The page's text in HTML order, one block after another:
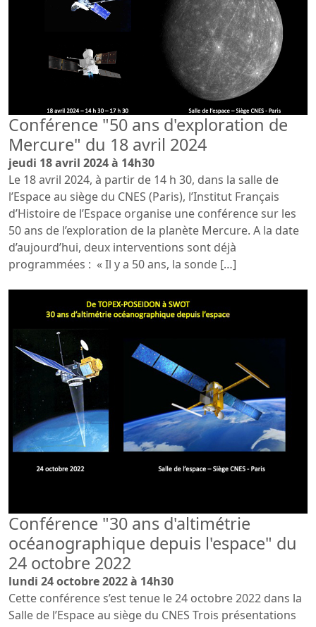
Conférence "50 ans d'exploration de
Mercure" du 18 avril 2024
jeudi 18 avril 2024 à 14h30
Le 18 avril 2024, à partir de 14 h 30, dans la salle de
l’Espace au siège du CNES (Paris), l’Institut Français
d’Histoire de l’Espace organise une conférence sur les
50 ans de l’exploration de la planète Mercure. A la date
d’aujourd’hui, deux interventions sont déjà
programmées : « Il y a 50 ans, la sonde […]
Conférence "30 ans d'altimétrie
océanographique depuis l'espace" du
24 octobre 2022
lundi 24 octobre 2022 à 14h30
Cette conférence s’est tenue le 24 octobre 2022 dans la
Salle de l’Espace au siège du CNES Trois présentations